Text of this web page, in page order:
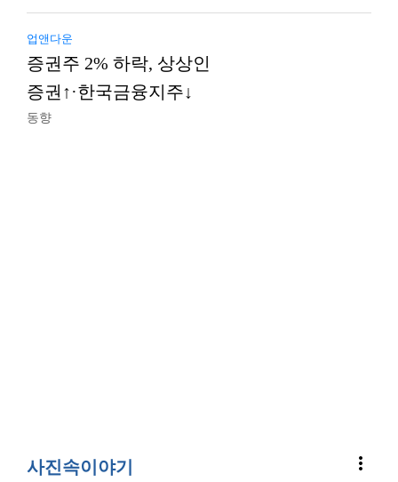
업앤다운
증권주 2% 하락, 상상인
증권↑·한국금융지주↓
동향
사진속이야기 more_vert